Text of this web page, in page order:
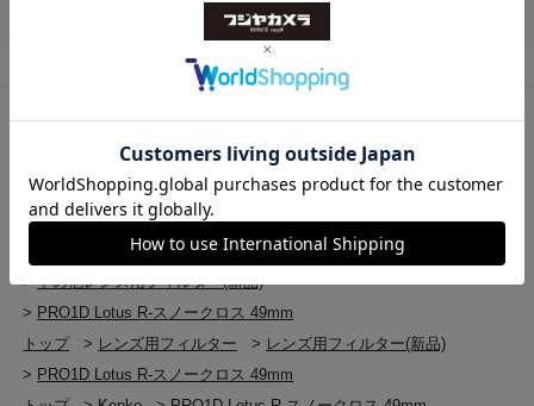
レンズキャップ取付可能
日本製
《撮影に際して》
・前枠（回転枠）を回すとクロスの角度を変えることが
源には向いていません。
・クロス効果は光源の強さ、レンズの焦点距離、絞り値
によって異なってきます。
・被写体に輝きのないフラットな採光状態では全体にわ
トップ >レンズ用フィルター
PRO1D Lotus R-スノークロス 49mm
トップ
>レンズ用フィルター >その他レンズ用フィルター
>PRO1D Lotus R-スノークロス 49mm
レンズ用フィルター > その他レンズ用フィルター
>その他レンズ用フィルター(新品)
> PRO1D Lotus R-スノークロス 49mm
トップ
> レンズ用フィルター > レンズ用フィルター(新品)
> PRO1D Lotus R-スノークロス 49mm